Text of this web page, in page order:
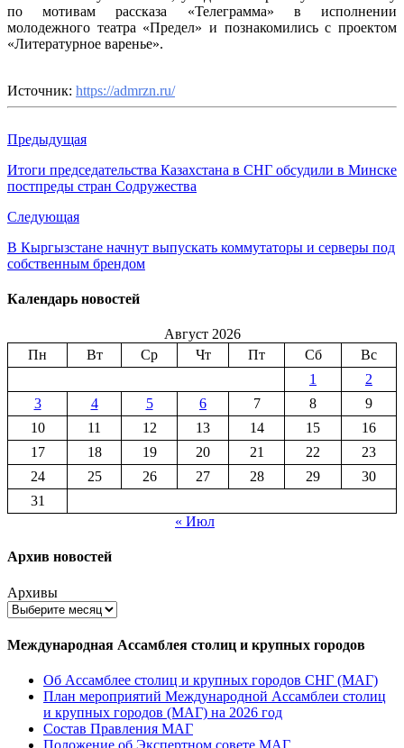
по мотивам рассказа «Телеграмма» в исполнении
молодежного театра «Предел» и познакомились с проектом
«Литературное варенье».
Источник: https://admrzn.ru/
Предыдущая
Итоги председательства Казахстана в СНГ обсудили в Минске
постпреды стран Содружества
Следующая
В Кыргызстане начнут выпускать коммутаторы и серверы под
собственным брендом
Календарь новостей
Август 2026
Пн
Вт Ср Чт Пт Сб
Вс
1
2
3
4 5 6 7 8
9
10
11 12 13 14 15
16
17
18 19 20 21 22
23
24
25 26 27 28 29
30
31
« Июл
Архив новостей
Архивы
Международная Ассамблея столиц и крупных городов
Об Ассамблее столиц и крупных городов СНГ (МАГ)
План мероприятий Международной Ассамблеи столиц
и крупных городов (МАГ) на 2026 год
Состав Правления МАГ